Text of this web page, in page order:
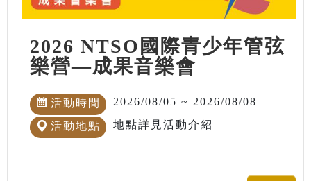
2026 NTSO國際青少年管弦
樂營—成果音樂會
活動時間 2026/08/05 ~ 2026/08/08
活動地點 地點詳見活動介紹